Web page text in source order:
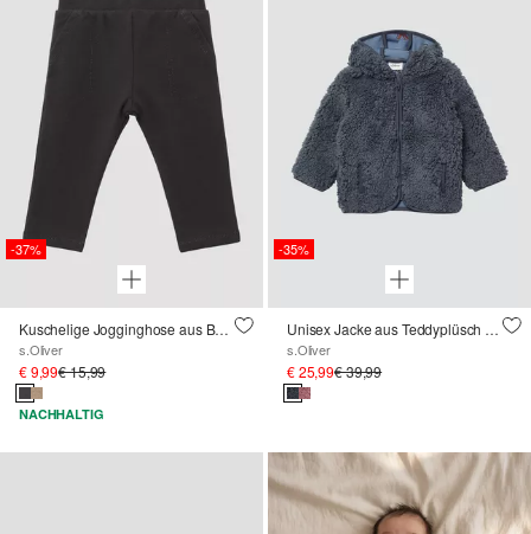
-37%
Kuschelige Jogginghose aus Baumwollsweat
s.Oliver
€ 9,99€ 15,99
NACHHALTIG
-35%
Unisex Jacke aus Teddyplüsch mit gemustertem Jersey-Futter
s.Oliver
€ 25,99€ 39,99